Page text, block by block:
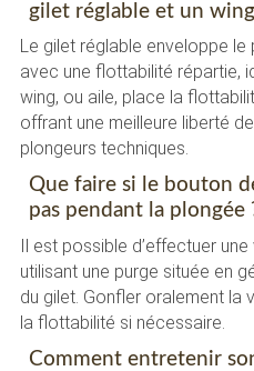
gilet réglable et un
Le gilet réglable enveloppe
avec une flottabilité répartie,
wing, ou aile, place la
offrant une meilleure liberté
plongeurs techniques.
Que faire si le bouton
pas pendant la plongée
Il est possible d’effectuer
utilisant une purge située en
du gilet. Gonfler oralement la
la flottabilité si nécessaire.
Comment entretenir